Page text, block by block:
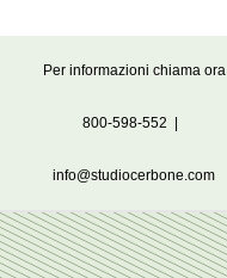
Per informazioni chiama ora
800-598-552
info@studiocerbone.com